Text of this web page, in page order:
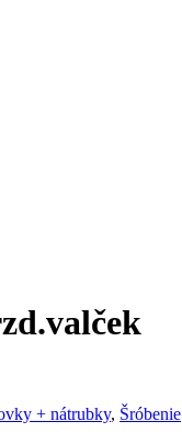
+ nátrubky, Šróbenie